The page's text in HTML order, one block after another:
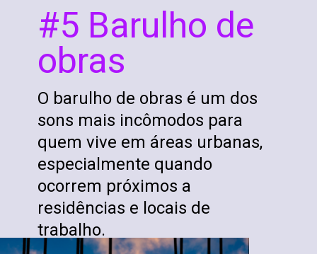
#5 Barulho de
obras
O barulho de obras é um dos
sons mais incômodos para
quem vive em áreas urbanas,
especialmente quando
ocorrem próximos a
residências e locais de
trabalho.